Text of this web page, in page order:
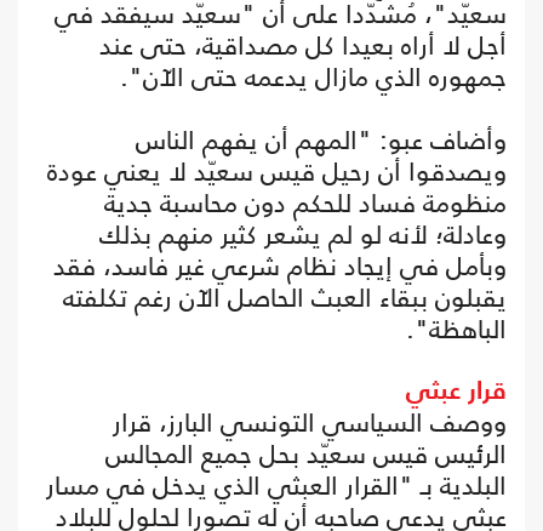
سعيّد"، مُشدّدا على أن "سعيّد سيفقد في
أجل لا أراه بعيدا كل مصداقية، حتى عند
جمهوره الذي مازال يدعمه حتى الآن".
وأضاف عبو: "المهم أن يفهم الناس
ويصدقوا أن رحيل قيس سعيّد لا يعني عودة
منظومة فساد للحكم دون محاسبة جدية
وعادلة؛ لأنه لو لم يشعر كثير منهم بذلك
وبأمل في إيجاد نظام شرعي غير فاسد، فقد
يقبلون ببقاء العبث الحاصل الآن رغم تكلفته
الباهظة".
قرار عبثي
ووصف السياسي التونسي البارز، قرار
الرئيس قيس سعيّد بحل جميع المجالس
البلدية بـ "القرار العبثي الذي يدخل في مسار
عبثي يدعي صاحبه أن له تصورا لحلول للبلاد